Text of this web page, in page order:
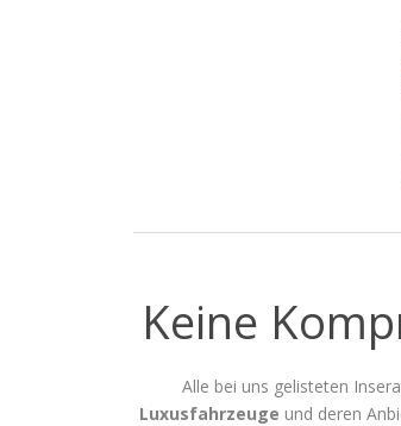
Keine
Alle bei uns gelisteten
Luxusfahrzeuge und deren